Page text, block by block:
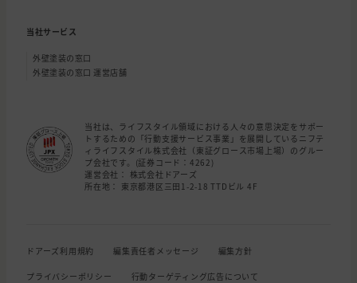
当社サービス
外壁塗装の窓口
外壁塗装の窓口 運営店舗
当社は、ライフスタイル領域における人々の意思決定をサポー
トするための「行動支援サービス事業」を展開しているニフテ
ィライフスタイル株式会社（東証グロース市場上場）のグルー
プ会社です。(証券コード：4262)
運営会社： 株式会社ドアーズ
所在地： 東京都港区三田1-2-18 TTDビル 4F
ドアーズ利用規約 編集責任者メッセージ 編集方針
プライバシーポリシー 行動ターゲティング広告について